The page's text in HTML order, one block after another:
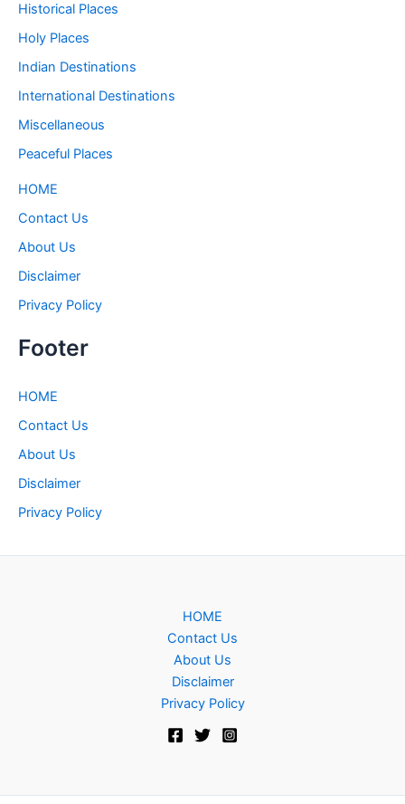
Historical Places
Holy Places
Indian Destinations
International Destinations
Miscellaneous
Peaceful Places
HOME
Contact Us
About Us
Disclaimer
Privacy Policy
Footer
HOME
Contact Us
About Us
Disclaimer
Privacy Policy
HOME
Contact Us
About Us
Disclaimer
Privacy Policy